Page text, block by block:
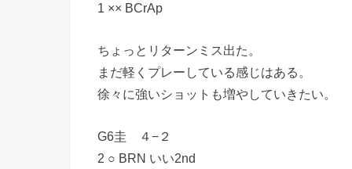
1 ×× BCrAp
ちょっとリターンミス出た。
まだ軽くプレーしている感じはある。
徐々に強いショットも増やしていきたい。
G6圭 ４−２
2 ○ BRN いい2nd